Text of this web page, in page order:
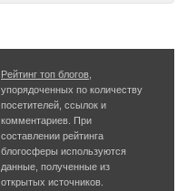
Рейтинг топ блогов
упорядоченных по количеству
посетителей, ссылок и
комментариев. При
составлении рейтинга
блогосферы используются
данные, полученные из
открытых источников.